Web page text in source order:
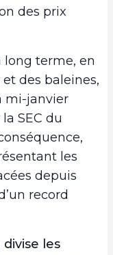
des prix
long terme, en
des baleines,
mi-janvier
SEC du
les
depuis
record
les